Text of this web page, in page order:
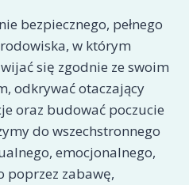
bezpiecznego, pełnego
w którym
się zgodnie ze swoim
odkrywać otaczający
oraz budować poczucie
do wszechstronnego
emocjonalnego,
poprzez zabawę,